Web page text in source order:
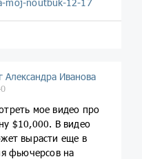
Александра Иванова
мое видео про
$10,000. В видео
вырасти еще в
фьючерсов на